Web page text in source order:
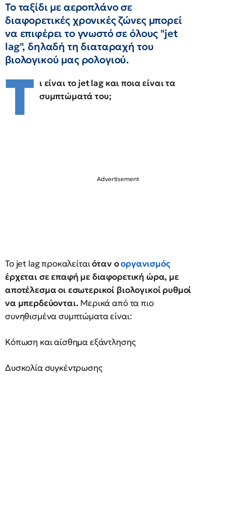
Το ταξίδι με αεροπλάνο σε
διαφορετικές χρονικές ζώνες μπορεί
να επιφέρει το γνωστό σε όλους "jet
lag", δηλαδή τη διαταραχή του
βιολογικού μας ρολογιού.
Τ ι είναι το jet lag και ποια είναι τα
συμπτώματά του;
Το jet lag προκαλείταιόταν οοργανισμός
έρχεται σε επαφή με διαφορετική ώρα, με
αποτέλεσμα οι εσωτερικοί βιολογικοί ρυθμοί
να μπερδεύονται. Μερικά από τα πιο
συνηθισμένα συμπτώματα είναι:
Κόπωση και αίσθημα εξάντλησης
Δυσκολία συγκέντρωσης